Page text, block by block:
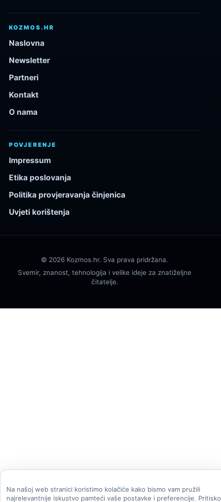
KOZMOS.HR
Naslovna
Newsletter
Partneri
Kontakt
O nama
POVJERENJE
Impressum
Etika poslovanja
Politika provjeravanja činjenica
Uvjeti korištenja
© 2026 Kozmos.hr. Sva prava pridržana.
Svemir, znanost, tehnologija i velike ideje za znatiželjne
čitatelje.
Na našoj web stranici koristimo kolačiće kako bismo vam pružili
najrelevantnije iskustvo pamteći vaše postavke i preferencije.